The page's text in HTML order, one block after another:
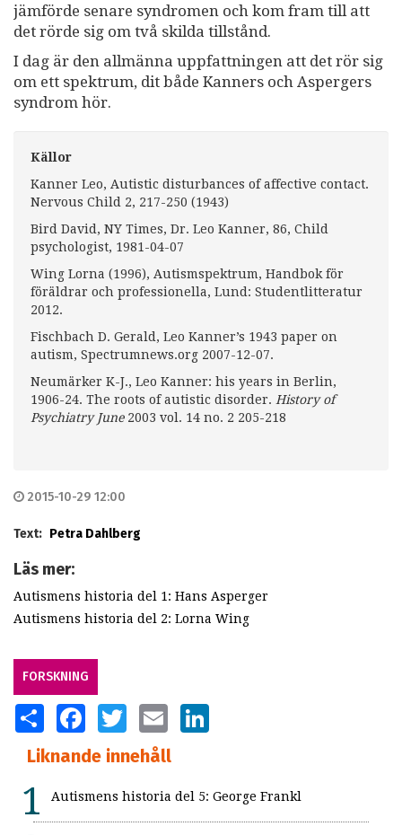
jämförde senare syndromen och kom fram till att
det rörde sig om två skilda tillstånd.
I dag är den allmänna uppfattningen att det rör sig
om ett spektrum, dit både Kanners och Aspergers
syndrom hör.
Källor
Kanner Leo, Autistic disturbances of affective contact.
Nervous Child 2, 217-250 (1943)
Bird David, NY Times, Dr. Leo Kanner, 86, Child
psychologist, 1981-04-07
Wing Lorna (1996), Autismspektrum, Handbok för
föräldrar och professionella, Lund: Studentlitteratur
2012.
Fischbach D. Gerald, Leo Kanner’s 1943 paper on
autism, Spectrumnews.org 2007-12-07.
Neumärker K-J., Leo Kanner: his years in Berlin,
1906-24. The roots of autistic disorder. History of
Psychiatry June 2003 vol. 14 no. 2 205-218
2015-10-29 12:00
Text: Petra Dahlberg
Läs mer:
Autismens historia del 1: Hans Asperger
Autismens historia del 2: Lorna Wing
FORSKNING
SHARE FACEBOOKTWITTER EMAIL
Liknande innehåll
Autismens historia del 5: George Frankl